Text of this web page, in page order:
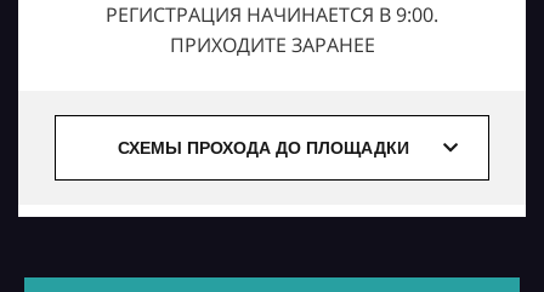
РЕГИСТРАЦИЯ НАЧИНАЕТСЯ В 9:00.
ПРИХОДИТЕ ЗАРАНЕЕ
СХЕМЫ ПРОХОДА ДО ПЛОЩАДКИ